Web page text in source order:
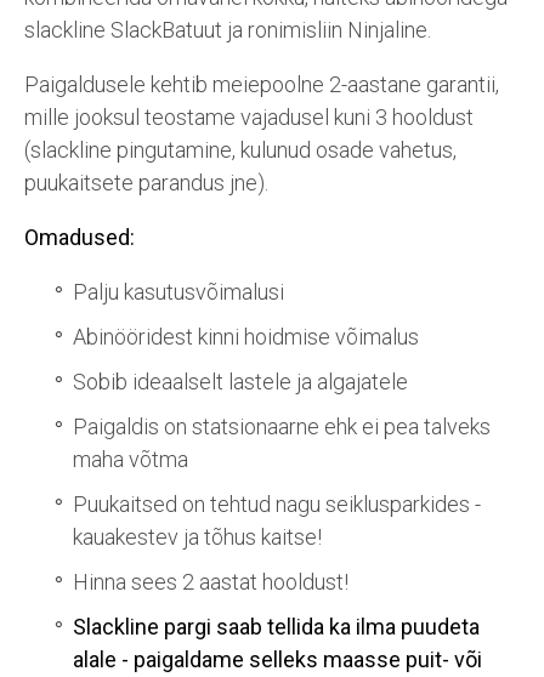
slackline SlackBatuut ja ronimisliin Ninjaline.
Paigaldusele kehtib meiepoolne 2-aastane garantii,
mille jooksul teostame vajadusel kuni 3 hooldust
(slackline pingutamine, kulunud osade vahetus,
puukaitsete parandus jne).
Omadused:
Palju kasutusvõimalusi
Abinööridest kinni hoidmise võimalus
Sobib ideaalselt lastele ja algajatele
Paigaldis on statsionaarne ehk ei pea talveks
maha võtma
Puukaitsed on tehtud nagu seiklusparkides -
kauakestev ja tõhus kaitse!
Hinna sees 2 aastat hooldust!
Slackline pargi saab tellida ka ilma puudeta
alale - paigaldame selleks maasse puit- või